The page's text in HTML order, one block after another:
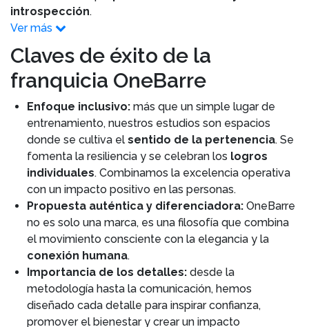
introspección.
Ver más
Claves de éxito de la
franquicia OneBarre
Enfoque inclusivo: más que un simple lugar de
entrenamiento, nuestros estudios son espacios
donde se cultiva el sentido de la pertenencia. Se
fomenta la resiliencia y se celebran los logros
individuales. Combinamos la excelencia operativa
con un impacto positivo en las personas.
Propuesta auténtica y diferenciadora: OneBarre
no es solo una marca, es una filosofía que combina
el movimiento consciente con la elegancia y la
conexión humana.
Importancia de los detalles: desde la
metodología hasta la comunicación, hemos
diseñado cada detalle para inspirar confianza,
promover el bienestar y crear un impacto